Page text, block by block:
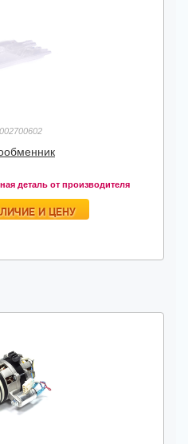
деталь от производителя
И ЦЕНУ